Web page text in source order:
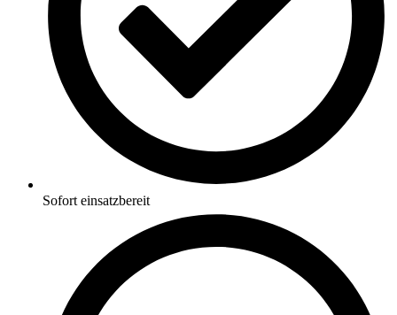
Sofort einsatzbereit